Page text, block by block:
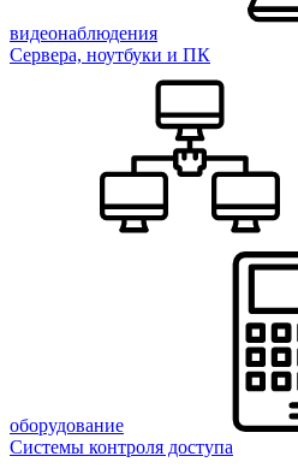
видеонаблюдения
Сервера, ноутбуки и ПК
оборудование
Системы контроля доступа